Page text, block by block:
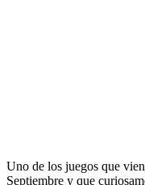
Uno de los juegos que
Septiembre y que